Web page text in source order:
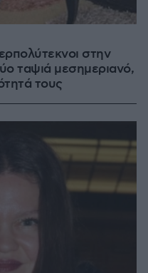
στην
ταψιά μεσημεριανό,
τους